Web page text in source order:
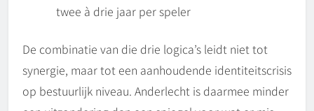
twee à drie jaar per speler
De combinatie van die drie logica’s leidt niet tot
synergie, maar tot een aanhoudende identiteitscrisis
op bestuurlijk niveau. Anderlecht is daarmee minder